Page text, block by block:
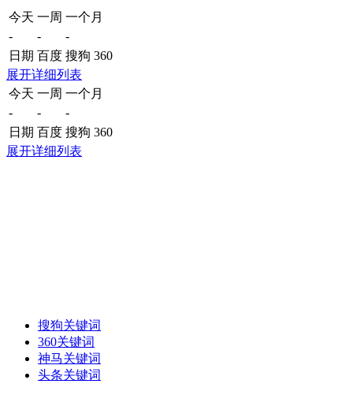
今天 一周 一个月
-
-
-
日期 百度 搜狗 360
展开详细列表
今天 一周 一个月
-
-
-
日期 百度 搜狗 360
展开详细列表
搜狗关键词
360关键词
神马关键词
头条关键词